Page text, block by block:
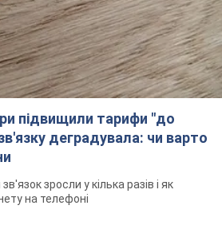
підвищили тарифи "до
деградувала: чи варто
зросли у кілька разів і як
на телефоні